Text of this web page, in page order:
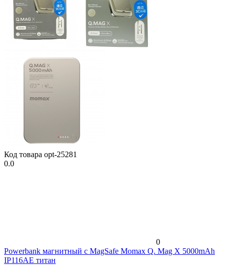
Код товара opt-25281
0.0
0
Powerbank магнитный с MagSafe Momax Q. Mag X 5000mAh
IP116AE титан